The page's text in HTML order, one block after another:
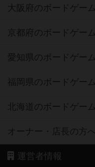
大阪府のボードゲー
京都府のボードゲー
愛知県のボードゲー
福岡県のボードゲー
北海道のボードゲー
オーナー・店長の方
運営者情報